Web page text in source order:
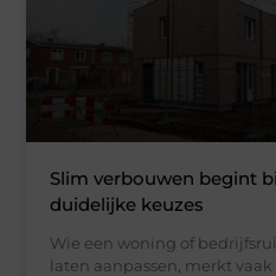
Slim verbouwen begint
duidelijke keuzes
Wie een woning of
laten aanpassen, merkt vaak